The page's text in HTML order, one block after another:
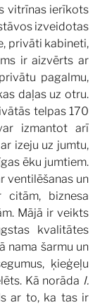
vitrīnas ierīkots
izveidotas
privāti kabineti,
ir aizvērts ar
pagalmu,
daļas uz otru.
telpas 170
izmantot arī
izeju uz jumtu,
ēku jumtiem.
ventilēšanas un
citām, biznesa
Mājā ir veikts
kvalitātes
nama šarmu un
ķieģeļu
Kā norāda I.
ar to, ka tas ir